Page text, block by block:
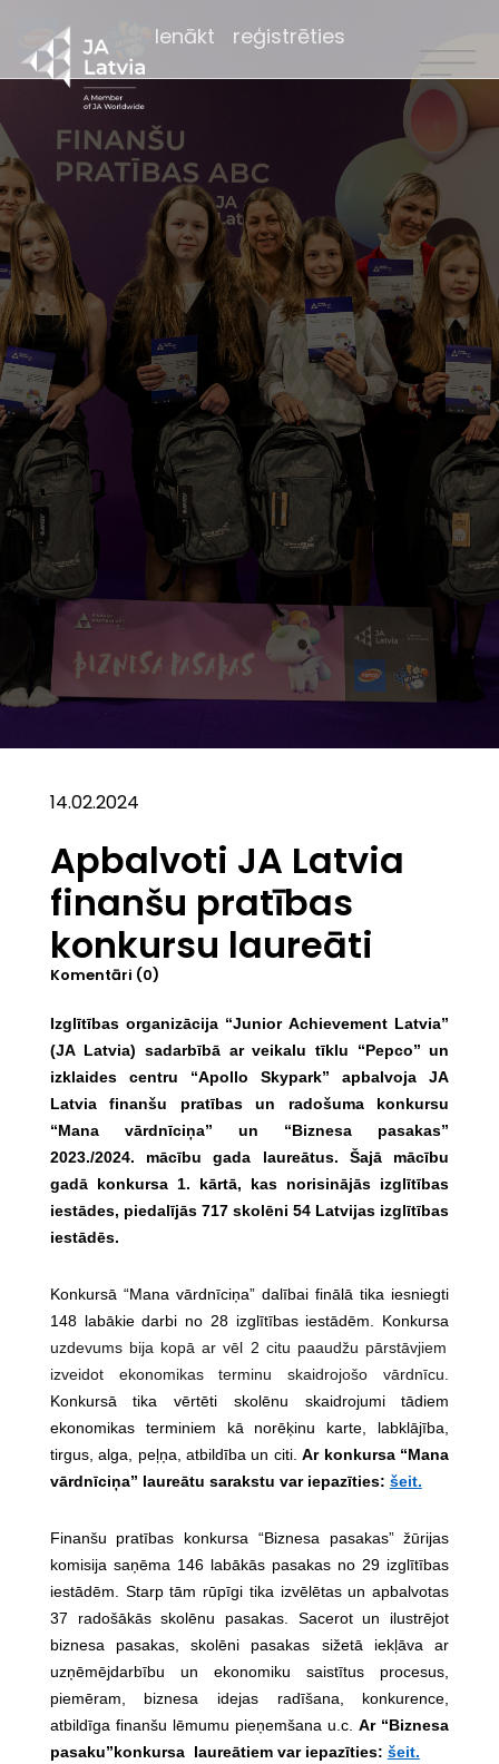
Ienākt reģistrēties
14.02.2024
Apbalvoti JA Latvia
finanšu pratības
konkursu laureāti
Komentāri (0)
Izglītības organizācija “Junior Achievement Latvia”
(JA Latvia) sadarbībā ar veikalu tīklu “Pepco” un
izklaides centru “Apollo Skypark” apbalvoja JA
Latvia finanšu pratības un radošuma konkursu
“Mana vārdnīciņa” un “Biznesa pasakas”
2023./2024. mācību gada laureātus. Šajā mācību
gadā konkursa 1. kārtā, kas norisinājās izglītības
iestādes, piedalījās 717 skolēni 54 Latvijas izglītības
iestādēs.
Konkursā “Mana vārdnīciņa” dalībai finālātika iesniegti
148 labākie darbi no 28 izglītības iestādēm. Konkursa
uzdevums bija kopā ar vēl 2 citu paaudžu pārstāvjiem
izveidot ekonomikas terminu skaidrojošo vārdnīcu.
Konkursā tika vērtēti skolēnu skaidrojumi tādiem
ekonomikas terminiem kā norēķinu karte, labklājība,
tirgus, alga, peļņa, atbildība un citi.Ar konkursa “Mana
vārdnīciņa” laureātu sarakstu var iepazīties: šeit.
Finanšu pratības konkursa “Biznesa pasakas” žūrijas
komisija saņēma 146 labākās pasakas no 29 izglītības
iestādēm. Starp tām rūpīgi tika izvēlētas un apbalvotas
37 radošākās skolēnu pasakas. Sacerot un ilustrējot
biznesa pasakas, skolēni pasakas sižetā iekļāva ar
uzņēmējdarbību un ekonomiku saistītus procesus,
piemēram, biznesa idejas radīšana, konkurence,
atbildīga finanšu lēmumu pieņemšana u.c.Ar “Biznesa
pasaku”konkursa laureātiem var iepazīties: šeit.